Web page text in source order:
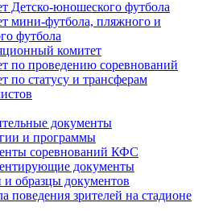
Детско-юношеского футбола
мини-футбола, пляжного и
футбола
комитет
по проведению соревнований
по статусу и трансферам
документы
и программы
соревнований КФС
документы
и образцы документов
поведения зрителей на стадионе